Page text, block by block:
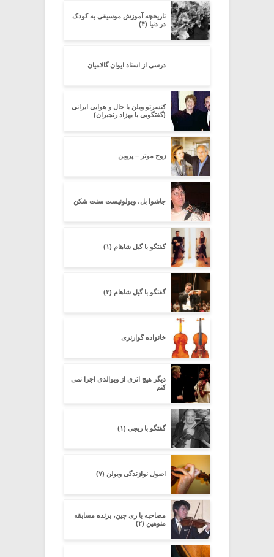
تاریخچه آموزش موسیقی به کودک
در دنیا (۴)
درسی از استاد ایوان گالامیان
کنسرتو ویلن با حال و هوایی ایرانی
(گفتگویی با بهزاد رنجبران)
زوج موتر – پروین
جاشوا بل، ویولونیست سنت شکن
گفتگو با گیل شاهام (۱)
گفتگو با گیل شاهام (۳)
خانواده گوارنری
دیگر هیچ اثرى از ویوالدى اجرا نمى
کنم
گفتگو با ریچی (۱)
اصول نوازندگی ویولن (۷)
مصاحبه با ری چین، برنده مسابقه
منوهین (۲)